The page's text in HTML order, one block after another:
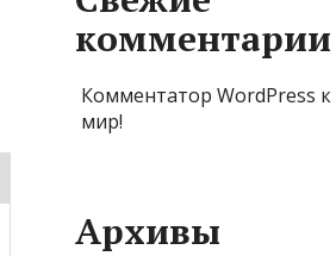
комментарии
Комментатор WordPress к
мир!
Архивы